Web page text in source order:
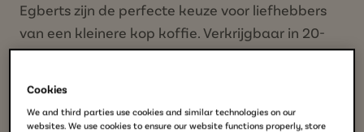
Egberts zijn de perfecte keuze voor liefhebbers
van een kleinere kop koffie. Verkrijgbaar in 20-
stuks en 40-stuks voordeelverpakking.
Smaakintensiteit 12 Verfijnd Aluminium capsule
Cookies
We and third parties use cookies and similar technologies on our
websites. We use cookies to ensure our website functions properly, store